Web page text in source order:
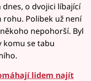
o dvojici líbající
rohu. Polibek už není
nepohorší. Byl
komu se tabu
lidem najít